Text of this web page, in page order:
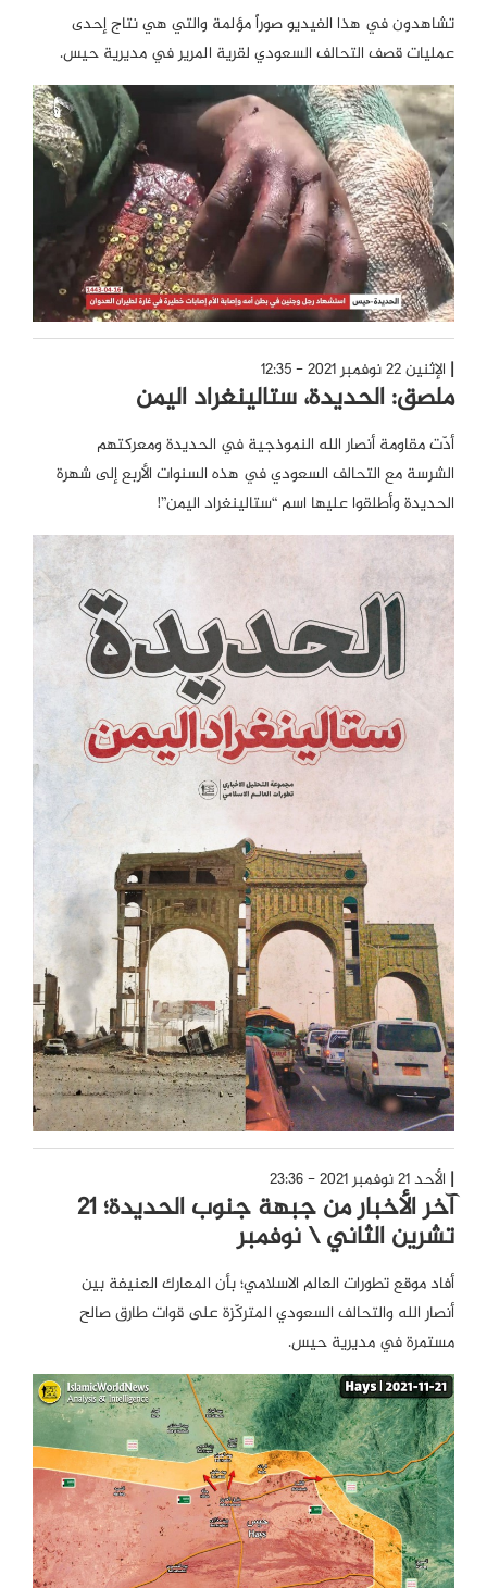
تشاهدون في هذا الفيديو صوراً مؤلمة والتي هي نتاج إحدى
عمليات قصف التحالف السعودي لقرية المرير في مديرية حيس.
الإثنين 22 نوفمبر 2021 - 12:35
ملصق: الحديدة، ستالينغراد اليمن
أدّت مقاومة أنصار الله النموذجية في الحديدة ومعركتهم
الشرسة مع التحالف السعودي في هذه السنوات الأربع إلى شهرة
الحديدة وأطلقوا عليها اسم “ستالينغراد اليمن”!
الأحد 21 نوفمبر 2021 - 23:36
آخر الأخبار من جبهة جنوب الحديدة؛ 21
تشرين الثاني \ نوفمبر
أفاد موقع تطورات العالم الاسلامي؛ بأن المعارك العنيفة بين
أنصار الله والتحالف السعودي المتركّزة على قوات طارق صالح
مستمرة في مديرية حيس.